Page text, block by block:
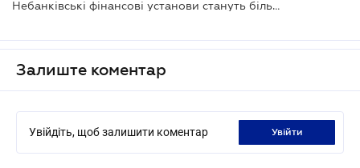
Небанківські фінансові установи стануть більш прозорими
Залиште коментар
Увійдіть, щоб залишити коментар увійти